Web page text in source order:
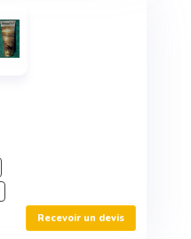
Recevoir un devis